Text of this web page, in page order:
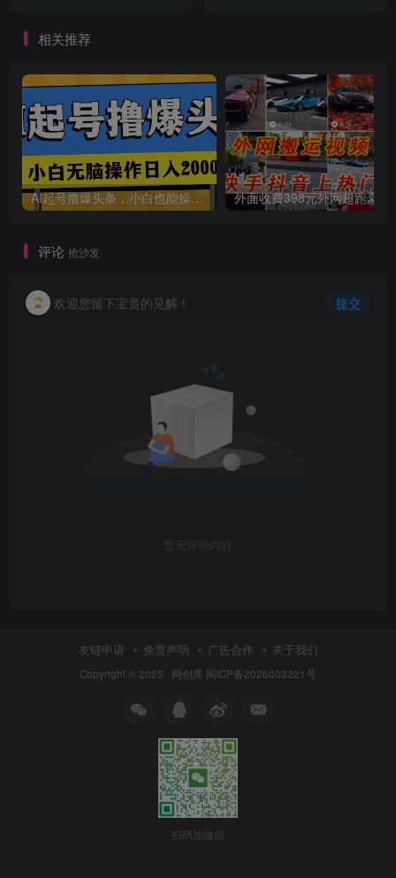
相关推荐
AI起号撸爆头条，小白也能操作，日入2000+
评论 抢沙发
欢迎您留下宝贵的见解！ 提交
暂无评论内容
友链申请 免责声明 广告合作 关于我们
Copyright © 2025 · 网创库 闽ICP备2026003221号
扫码加微信